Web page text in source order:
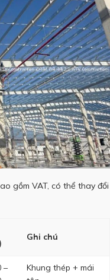
gồm VAT, có thể thay đổi
Ghi chú
–
Khung thép + mái